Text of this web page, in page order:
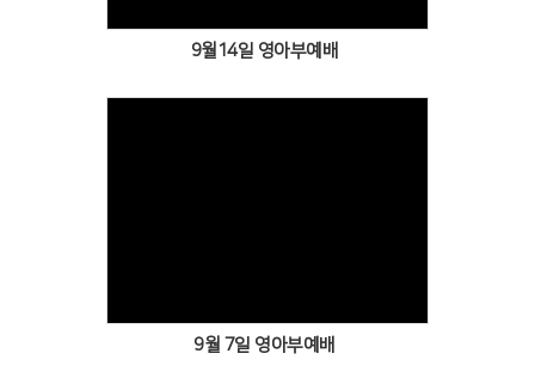
9월14일 영아부예배
9월 7일 영아부예배